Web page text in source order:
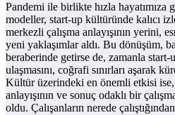
Pandemi ile birlikte hızla hayatımıza
modeller, start-up kültüründe kalıcı
merkezli çalışma anlayışının yerini,
yeni yaklaşımlar aldı. Bu dönüşüm,
beraberinde getirse de, zamanla start-
ulaşmasını, coğrafi sınırları aşarak
Kültür üzerindeki en önemli etkisi
anlayışının ve sonuç odaklı bir
oldu. Çalışanların nerede